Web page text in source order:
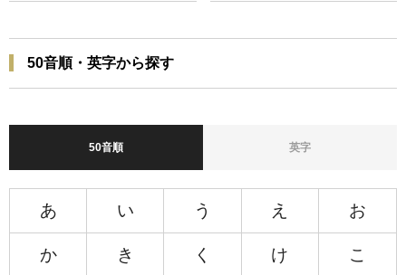
50音順・英字から探す
50音順 英字
あ い う え お
か き く け こ